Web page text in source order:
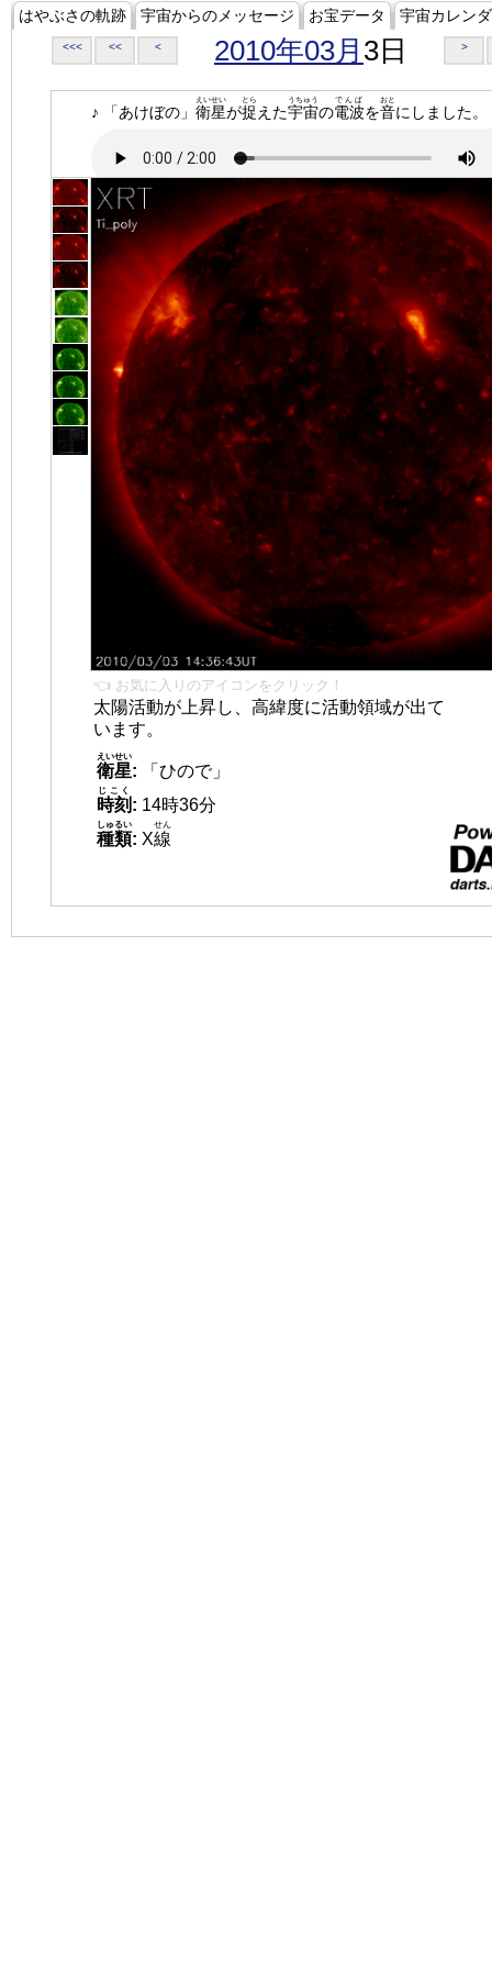
はやぶさの軌跡 宇宙からのメッセージ お宝データ 宇宙カレン
<<< << < 2010年03月 3日 >
♪ 「あけぼの」 衛星
えいせい
が捉
とら
えた宇宙
うちゅう
の電波
でんぱ
を音
おと
にしました。
👈 お気に入りのアイコンをクリック！
太陽活動が上昇し、高緯度に活動領域が出て
います。
衛星
えいせい
:
「ひので」
時刻
じこく
: 14時36分
種類
しゅるい
: X線
せん